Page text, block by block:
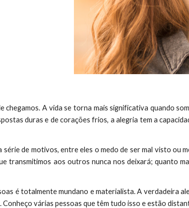
A vida se torna mais significativa quando
duras e de corações frios, a alegria tem a
de motivos, entre eles o medo de ser mal visto ou
transmitimos aos outros nunca nos deixará; quanto
é totalmente mundano e materialista. A verdadeira
várias pessoas que têm tudo isso e estão